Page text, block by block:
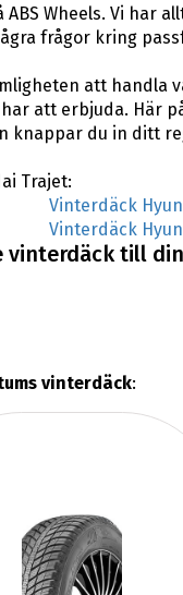
ABS Wheels. Vi har
frågor kring
att handla
att erbjuda. Här
knappar du in ditt
Trajet:
Vinterdäck
Vinterdäck
till
vinterdäck: